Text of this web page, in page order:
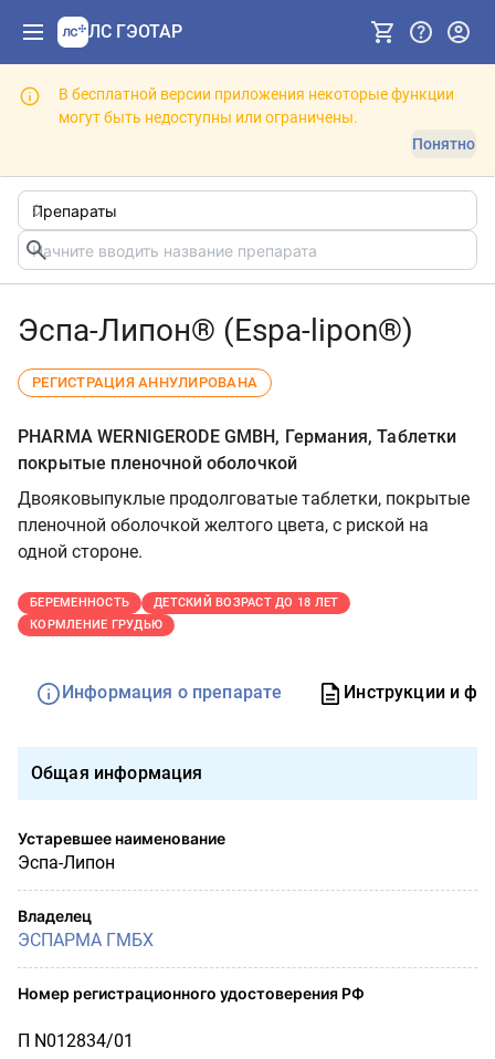
ЛС ГЭОТАР
В бесплатной версии приложения некоторые функции
могут быть недоступны или ограничены.
Понятно
Эспа-Липон® (Espa-lipon®)
РЕГИСТРАЦИЯ АННУЛИРОВАНА
PHARMA WERNIGERODE GMBH, Германия, Таблетки
покрытые пленочной оболочкой
Двояковыпуклые продолговатые таблетки, покрытые
пленочной оболочкой желтого цвета, с риской на
одной стороне.
БЕРЕМЕННОСТЬ
ДЕТСКИЙ ВОЗРАСТ ДО 18 ЛЕТ
КОРМЛЕНИЕ ГРУДЬЮ
Информация о препарате Инструкции и
Общая информация
Устаревшее наименование
Эспа-Липон
Владелец
ЭСПАРМА ГМБХ
Номер регистрационного удостоверения РФ
П N012834/01